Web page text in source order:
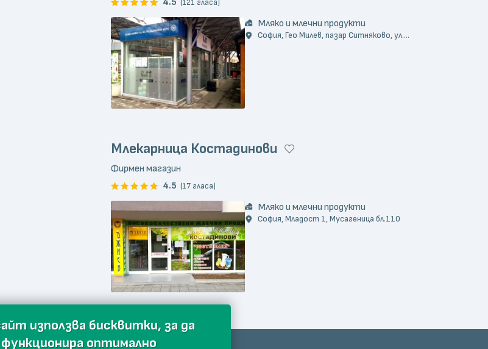
(121 гласа)
Мляко и млечни продукти
София, Гео Милев, пазар Ситняково, ул....
Млекарница Костадинови
Фирмен магазин
4.5 (17 гласа)
Мляко и млечни продукти
София, Младост 1, Мусагеница бл.110
използва бисквитки, за да
функционира оптимално